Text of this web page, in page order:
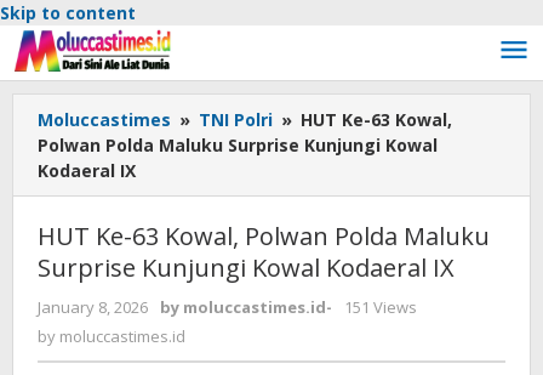
Skip to content
Moluccastimes » TNI Polri » HUT Ke-63 Kowal,
Polwan Polda Maluku Surprise Kunjungi Kowal
Kodaeral IX
HUT Ke-63 Kowal, Polwan Polda Maluku
Surprise Kunjungi Kowal Kodaeral IX
January 8, 2026 by moluccastimes.id-
151 Views
by moluccastimes.id